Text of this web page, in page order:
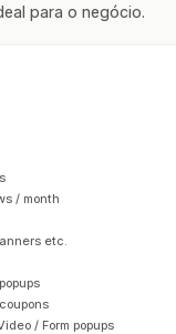
Anúncios Jogos
de captura de e-mails
SMS
alvo
Relatórios Análises
para o negócio.
/ month
etc.
/ Form popups